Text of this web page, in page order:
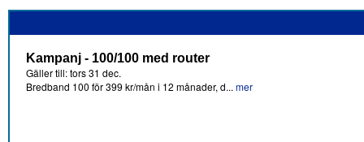
Kampanj - 100/100 med router
Gäller till: tors 31 dec.
Bredband 100 för 399 kr/mån i 12 månader, d... mer